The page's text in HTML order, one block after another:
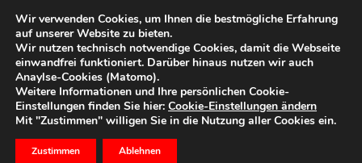
Start Schlagworte Rabbit R 1
Schlagwort: Rabbit R 1
Wir verwenden Cookies, um Ihnen die bestmögliche Erfahrung
auf unserer Website zu bieten.
Wir nutzen technisch notwendige Cookies, damit die Webseite
einwandfrei funktioniert. Darüber hinaus nutzen wir auch
Anaylse-Cookies (Matomo).
Weitere Informationen und Ihre persönlichen Cookie-
Einstellungen finden Sie hier: Cookie-Einstellungen ändern
Mit "Zustimmen" willigen Sie in die Nutzung aller Cookies ein.
Zustimmen Ablehnen